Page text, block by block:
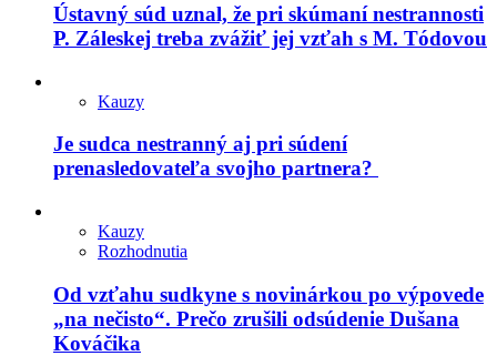
Ústavný súd uznal, že pri skúmaní nestrannosti
P. Záleskej treba zvážiť jej vzťah s M. Tódovou
Kauzy
Je sudca nestranný aj pri súdení
prenasledovateľa svojho partnera?
Kauzy
Rozhodnutia
Od vzťahu sudkyne s novinárkou po výpovede
„na nečisto“. Prečo zrušili odsúdenie Dušana
Kováčika